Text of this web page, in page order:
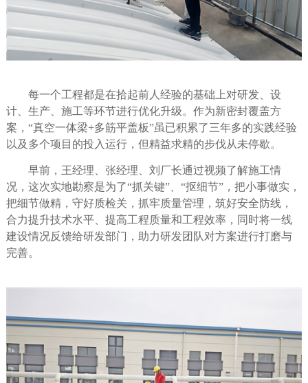
每一个工程都是在拾起前人经验的基础上对研发、设
计、生产、施工等环节进行优化升级。作为新密封覆盖方
案， “真空一体梁+多筋平盖板”虽已积累了三年多的实践经验
以及多个项目的投入运行，但精益求精的步伐从未停歇。
早前，王经理、张经理、刘厂长通过视频了解施工情
况，这次实地勘察是为了“抓关键”、“抠细节”，把小事做实，
把细节做精，守好质检关，抓牢质量管理，筑好安全防线，
合力提升技术水平、提高工程质量和工程效率，同时将一线
建设情况反馈给研发部门，助力研发团队对方案进行打磨与
完善。